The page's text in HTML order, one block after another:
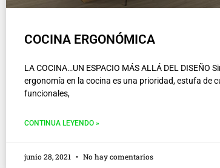
COCINA ERGONÓMICA
LA COCINA…UN ESPACIO MÁS ALLÁ DEL DISEÑO
ergonomía en la cocina es una prioridad, estufa de
funcionales,
CONTINUA LEYENDO »
junio 28, 2021 No hay comentarios